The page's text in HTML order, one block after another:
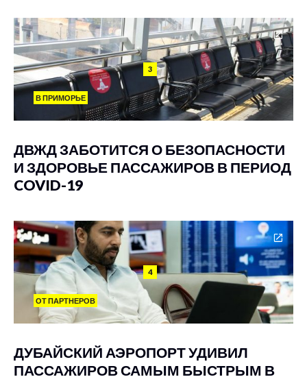
3
В ПРИМОРЬЕ
ДВЖД ЗАБОТИТСЯ О БЕЗОПАСНОСТИ
И ЗДОРОВЬЕ ПАССАЖИРОВ В ПЕРИОД
COVID-19
4
ОТ ПАРТНЕРОВ
ДУБАЙСКИЙ АЭРОПОРТ УДИВИЛ
ПАССАЖИРОВ САМЫМ БЫСТРЫМ В